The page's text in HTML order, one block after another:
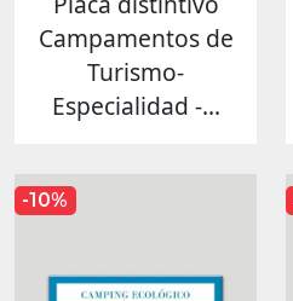
Campamentos de
Turismo-
Especialidad -...
-10%